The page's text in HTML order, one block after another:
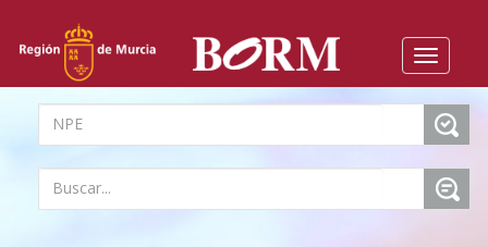
menú
Inicio
Boletines
Suplementos